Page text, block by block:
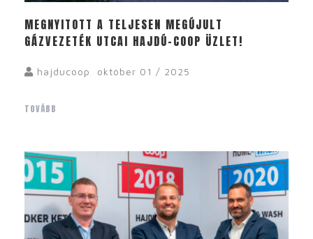
MEGNYITOTT A TELJESEN MEGÚJULT
GÁZVEZETÉK UTCAI HAJDÚ-COOP ÜZLET!
hajducoop október 01 / 2025
TOVÁBB